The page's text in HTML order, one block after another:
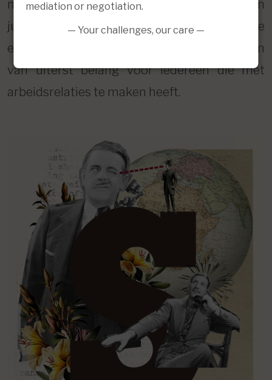
met ongekende uitdagingen en risico’s in een
juridische omgeving waar verandering de
enige constante is. Een specialist is daarom
van uiterst belang voor iedereen die met
arbeidsrelaties te maken heeft.
mediation or negotiation.
— Your challenges, our care —